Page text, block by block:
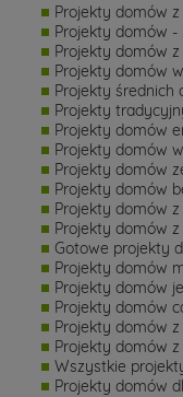
Projekty domów
Projekty domów -
Projekty domów
Projekty domów
Projekty średnich
Projekty
Projekty domów
Projekty domów
Projekty domów
Projekty domów
Projekty domów
Projekty domów
Gotowe projekty
Projekty domów
Projekty domów
Projekty domów
Projekty domów
Projekty domów
Wszystkie
Projekty domów